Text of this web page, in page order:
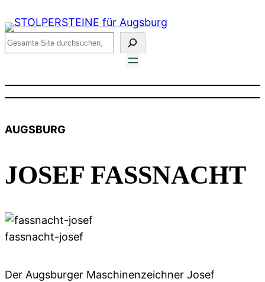
Inhalt
springen
Suchen
AUGSBURG
JOSEF FASSNACHT
fassnacht-josef
Der Augsburger Maschinenzeichner Josef